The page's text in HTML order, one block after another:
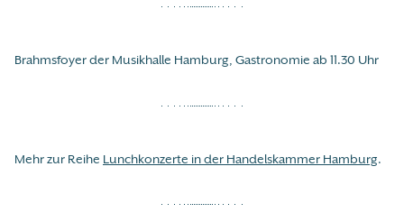
Brahmsfoyer der Musikhalle Hamburg, Gastronomie ab 11.30 Uhr
Mehr zur Reihe Lunchkonzerte in der Handelskammer Hamburg.